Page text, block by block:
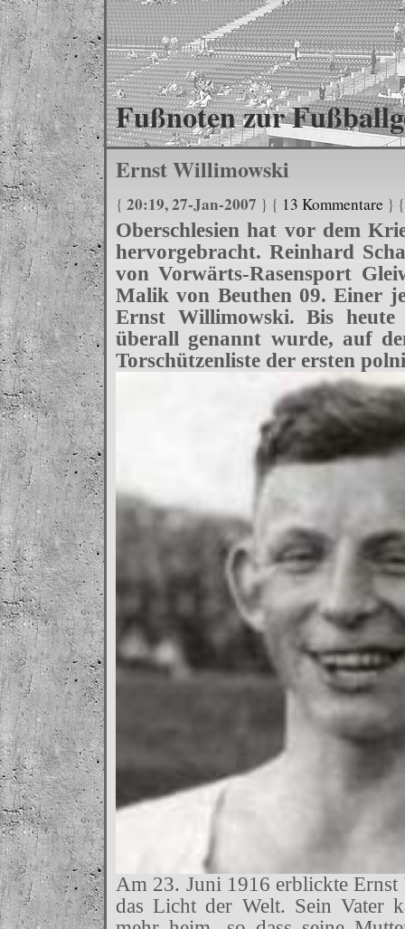
Fußnoten zur
Ernst Willimowski
{ 20:19, 27-Jan-2007 } { 13 Kommentare }
Oberschlesien hat vor dem
hervorgebracht. Reinhard
von Vorwärts-Rasensport
Malik von Beuthen 09. Einer
Ernst Willimowski. Bis
überall genannt wurde, auf
Torschützenliste der ersten
Am 23. Juni 1916 erblickte
das Licht der Welt. Sein Vater